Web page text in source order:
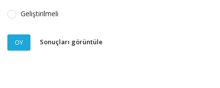
Geliştirilmeli
OY Sonuçları görüntüle